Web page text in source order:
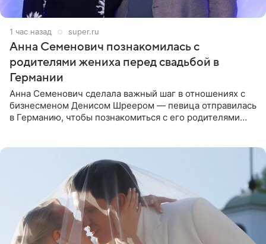
1 час назад super.ru
Анна Семенович познакомилась с
родителями жениха перед свадьбой в
Германии
Анна Семенович сделала важный шаг в отношениях с
бизнесменом Денисом Шреером — певица отправилась
в Германию, чтобы познакомиться с его родителями